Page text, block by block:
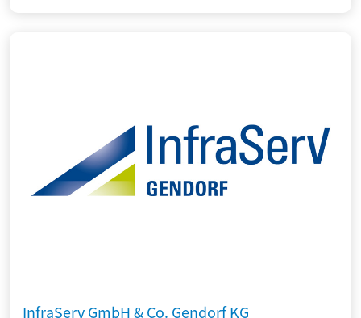
InfraServ GmbH & Co. Gendorf KG